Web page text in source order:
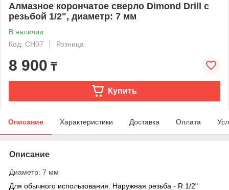
Алмазное корончатое сверло Dimond Drill с
резьбой 1/2", диаметр: 7 мм
В наличии
Код: CH07
Розница
8 900 ₸
Купить
Описание Характеристики Доставка Оплата
Описание
Диаметр: 7 мм
Для обычного использования. Наружная резьба - R 1/2"